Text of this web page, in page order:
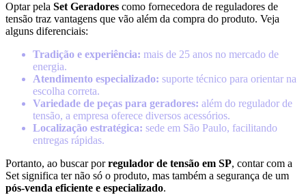
Optar pela Set Geradores como fornecedora de reguladores de
tensão traz vantagens que vão além da compra do produto. Veja
alguns diferenciais:
Tradição e experiência: mais de 25 anos no mercado de
energia.
Atendimento especializado: suporte técnico para orientar na
escolha correta.
Variedade de peças para geradores: além do regulador de
tensão, a empresa oferece diversos acessórios.
Localização estratégica: sede em São Paulo, facilitando
entregas rápidas.
Portanto, ao buscar porregulador de tensão em SP, contar com a
Set significa ter não só o produto, mas também a segurança de um
pós-venda eficiente e especializado.